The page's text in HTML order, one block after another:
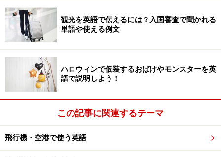
観光を英語で伝えるには？入国審査で聞かれる
単語や使える例文
ハロウィンで仮装するおばけやモンスターを英
語で説明しよう！
この記事に関連するテーマ
飛行機・空港で使う英語